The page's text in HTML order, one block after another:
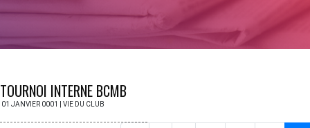
TOURNOI INTERNE BCMB
01 JANVIER 0001 | VIE DU CLUB